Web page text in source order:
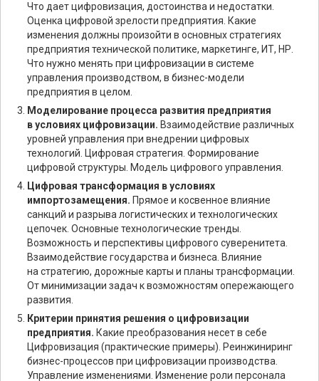
Что дает цифровизация, достоинства и недостатки.
Оценка цифровой зрелости предприятия. Какие
изменения должны произойти в основных стратегиях
предприятия технической политике, маркетинге, ИТ, НР.
Что нужно менять при цифровизации в системе
управления производством, в бизнес-модели
предприятия в целом.
Моделирование процесса развития предприятия
в условиях цифровизации. Взаимодействие различных
уровней управления при внедрении цифровых
технологий. Цифровая стратегия. Формирование
цифровой структуры. Модель цифрового управления.
Цифровая трансформация в условиях
импортозамещения. Прямое и косвенное влияние
санкций и разрыва логистических и технологических
цепочек. Основные технологические тренды.
Возможность и перспективы цифрового суверенитета.
Взаимодействие государства и бизнеса. Влияние
на стратегию, дорожные карты и планы трансформации.
От минимизации задач к возможностям опережающего
развития.
Критерии принятия решения о цифровизации
предприятия. Какие преобразования несет в себе
Цифровизация (практические примеры). Реинжиниринг
бизнес-процессов при цифровизации производства.
Управление изменениями. Изменение роли персонала